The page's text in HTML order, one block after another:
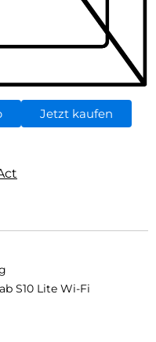
Jetzt kaufen
S10 Lite Wi-Fi